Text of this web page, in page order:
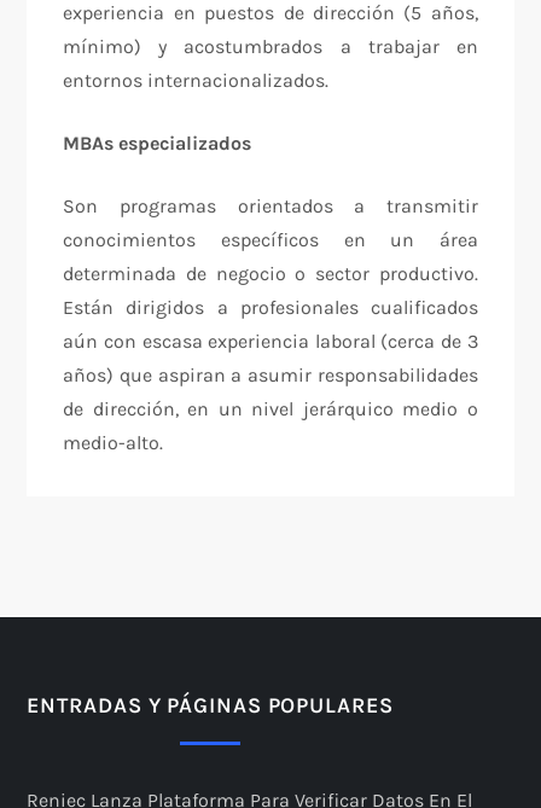
experiencia en puestos de dirección (5 años,
mínimo) y acostumbrados a trabajar en
entornos internacionalizados.
MBAs especializados
Son programas orientados a transmitir
conocimientos específicos en un área
determinada de negocio o sector productivo.
Están dirigidos a profesionales cualificados
aún con escasa experiencia laboral (cerca de 3
años) que aspiran a asumir responsabilidades
de dirección, en un nivel jerárquico medio o
medio-alto.
ENTRADAS Y PÁGINAS POPULARES
Reniec Lanza Plataforma Para Verificar Datos En El